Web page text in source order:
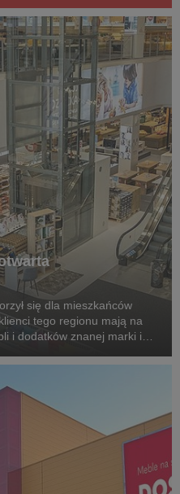
Zgodn...
się dla mieszkańców
tego regionu mają na
i dodatków znanej marki i